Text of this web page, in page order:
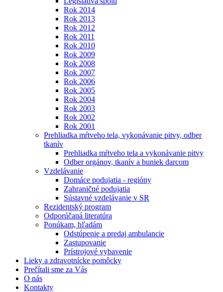
Rok 2014
Rok 2013
Rok 2012
Rok 2011
Rok 2010
Rok 2009
Rok 2008
Rok 2007
Rok 2006
Rok 2005
Rok 2004
Rok 2003
Rok 2002
Rok 2001
Prehliadka mŕtveho tela, vykonávanie pitvy, odber
tkanív
Prehliadka mŕtveho tela a vykonávanie pitvy
Odber orgánov, tkanív a buniek darcom
Vzdelávanie
Domáce podujatia - regióny
Zahraničné podujatia
Sústavné vzdelávanie v SR
Rezidentský program
Odporúčaná literatúra
Ponúkam, hľadám
Odstúpenie a predaj ambulancie
Zastupovanie
Prístrojové vybavenie
Lieky a zdravotnícke pomôcky
Prečítali sme za Vás
O nás
Kontakty